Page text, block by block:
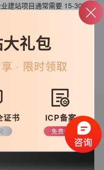
建站项目通常需要 15-30
的、功能、风格。
、图文介绍、联系方式
的域名，可自行注册或委
礼包
· 限时领取
证书 ICP备案
免费领